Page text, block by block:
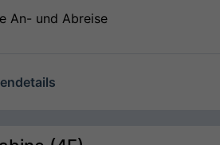
An- und Abreise